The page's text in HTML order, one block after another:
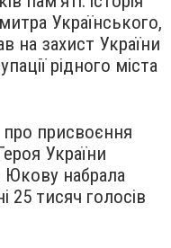
Українського,
на захист України
рідного міста
про присвоєння
України
Юкову набрала
25 тисяч голосів